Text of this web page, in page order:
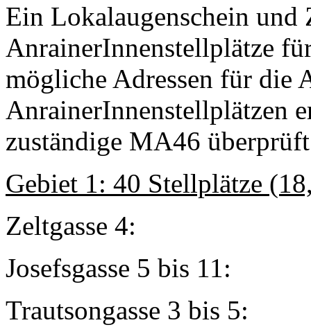
Ein Lokalaugenschein
AnrainerInnenstellplätze
mögliche Adressen für die
AnrainerInnenstellplätzen
zuständige MA46
Gebiet 1: 40 Stellplätze
Josefsgasse
Trautsongasse